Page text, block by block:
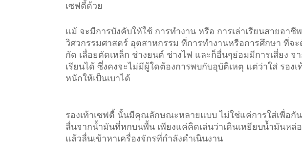
เซฟตี้ด้วย
แม้ จะมีการบังคับให้ใช้ การทำงาน หรือ การเล่าเรียนสายอาชีพ
วิศวกรรมศาสตร์ อุตสาหกรรมที่การทำงานหรือการศึกษา ที่จะ
กัด เลื่อยตัดเหล็ก ช่างยนต์ ช่างไฟ และก็อื่นๆย่อมมีการเสี่ยง จ
เรียนได้ ซึ่งคงจะไม่มีผู้ใดต้องการพบกับอุบัติเหตุ แต่ว่าใส่ รอง
หนักให้เป็นเบาได้
รองเท้าเซฟตี้ นั้นมีคุณลักษณะหลายแบบ ไม่ใช่แค่การใส่เพื่อกั
ลื่นจากน้ำมันที่หกบนพื้น เพียงแค่คิดเล่นว่าเดินเหยียบน้ำมันหล่
แล้วลื่นเข้าหาเครื่องจักรที่กำลังดำเนินงาน